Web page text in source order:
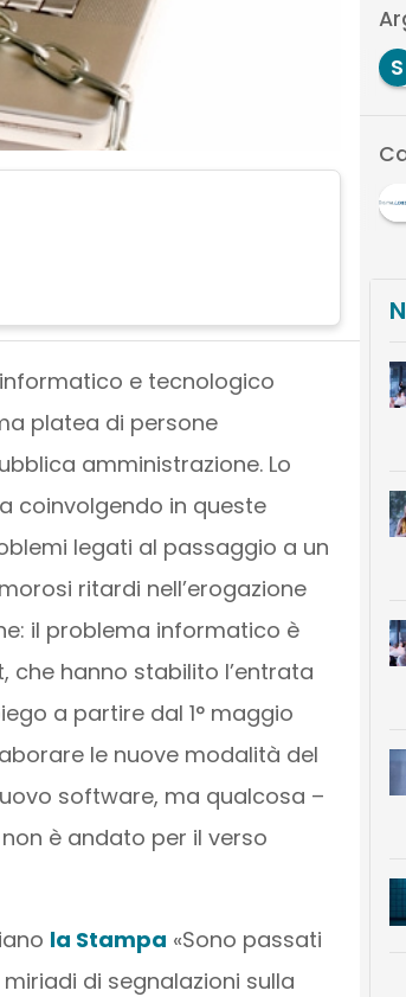
e tecnologico
platea di persone
amministrazione. Lo
coinvolgendo in queste
legati al passaggio a un
ritardi nell’erogazione
il problema informatico è
hanno stabilito l’entrata
a partire dal 1° maggio
le nuove modalità del
software, ma qualcosa –
è andato per il verso
la Stampa «Sono passati
di segnalazioni sulla
S